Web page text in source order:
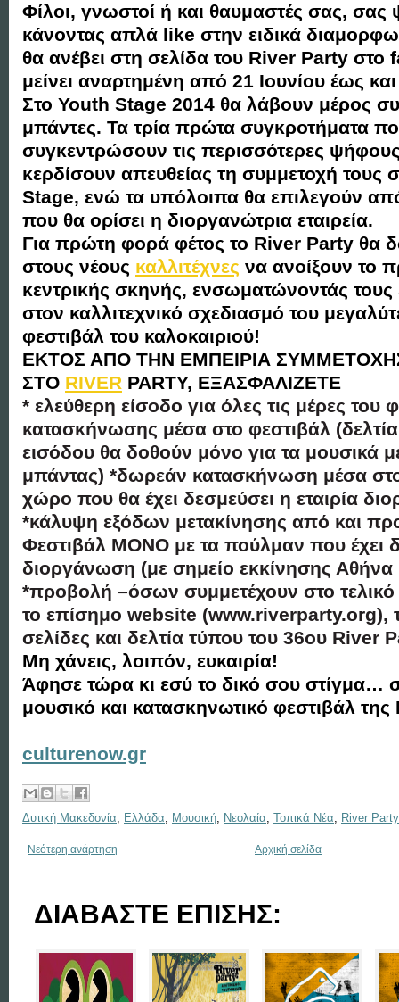
Φίλοι, γνωστοί ή και θαυμαστές σας, σας
κάνοντας απλά like στην ειδικά
θα ανέβει στη σελίδα του River Party στο
μείνει αναρτημένη από 21 Ιουνίου έως
Στο Youth Stage 2014 θα λάβουν μέρος
μπάντες. Τα τρία πρώτα συγκροτήματα
συγκεντρώσουν τις περισσότερες
κερδίσουν απευθείας τη συμμετοχή τους
Stage, ενώ τα υπόλοιπα θα επιλεγούν
που θα ορίσει η διοργανώτρια εταιρεία.
Για πρώτη φορά φέτος το River Party θα
στους νέους καλλιτέχνες να ανοίξουν το
κεντρικής σκηνής, ενσωματώνοντάς τους
στον καλλιτεχνικό σχεδιασμό του
φεστιβάλ του καλοκαιριού!
ΕΚΤΟΣ ΑΠΟ ΤΗΝ ΕΜΠΕΙΡΙΑ
ΣΤΟ RIVER PARTY, ΕΞΑΣΦΑΛΙΖΕΤΕ
* ελεύθερη είσοδο για όλες τις μέρες του
κατασκήνωσης μέσα στο φεστιβάλ
εισόδου θα δοθούν μόνο για τα μουσικά
μπάντας) *δωρεάν κατασκήνωση μέσα
χώρο που θα έχει δεσμεύσει η εταιρία
*κάλυψη εξόδων μετακίνησης από και
Φεστιβάλ ΜΟΝΟ με τα πούλμαν που έχει
διοργάνωση (με σημείο εκκίνησης Αθήνα
*προβολή –όσων συμμετέχουν στο
το επίσημο website (www.riverparty.org),
σελίδες και δελτία τύπου του 36ου River
Μη χάνεις, λοιπόν, ευκαιρία!
Άφησε τώρα κι εσύ το δικό σου στίγμα…
μουσικό και κατασκηνωτικό φεστιβάλ
culturenow.gr
Δυτική Μακεδονία, Ελλάδα, Μουσική, Νεολαία, Τοπικά Νέα, River Party
Νεότερη ανάρτηση Αρχική σελίδα
ΔΙΑΒΑΣΤΕ ΕΠΙΣΗΣ: